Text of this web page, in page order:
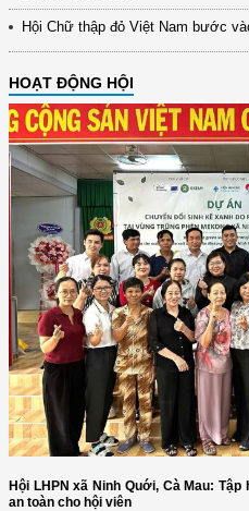
Hội Chữ thập đỏ Việt Nam bước
HOẠT ĐỘNG HỘI
Hội LHPN xã Ninh Quới, Cà Mau:
an toàn cho hội viên